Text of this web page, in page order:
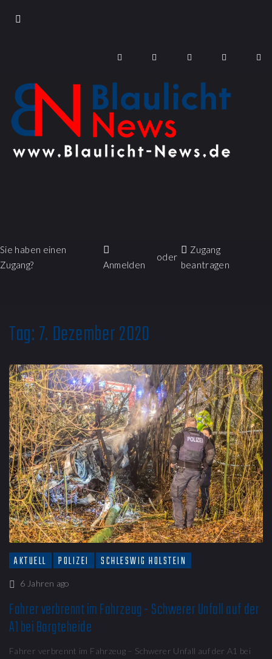
Sie haben einen
Zugang?
Anmelden
oder
Zugang
beantragen
Tag:7. Dezember 2020
AKTUELL POLIZEI SCHLESWIG HOLSTEIN
6 Jahren ago
Fahrer verbrennt im Fahrzeug - Schwerer Unfall auf der
A1 bei Bargteheide
Fahrer verbrennt im Fahrzeug – Schwerer Unfall auf der A1 bei